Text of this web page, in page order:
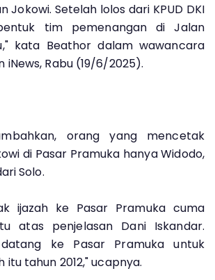
Jokowi. Setelah lolos dari KPUD DKI
tim pemenangan di Jalan
kata Beathor dalam wawancara
iNews, Rabu (19/6/2025).
orang yang mencetak
di Pasar Pramuka hanya Widodo,
Solo.
ijazah ke Pasar Pramuka cuma
atas penjelasan Dani Iskandar.
ke Pasar Pramuka untuk
itu tahun 2012," ucapnya.